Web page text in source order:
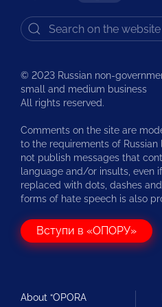
© 2023 Russian non-
small and medium business
All rights reserved.
Comments on the site are
to the requirements of Russian
not publish messages that
language and/or insults, even
replaced with dots, dashes
forms of hate speech is also
Вступи в «ОПОРУ»
About “OPORA